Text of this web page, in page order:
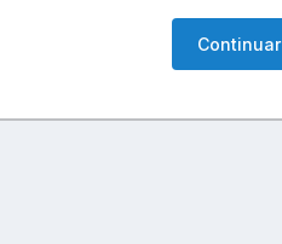
Continuar